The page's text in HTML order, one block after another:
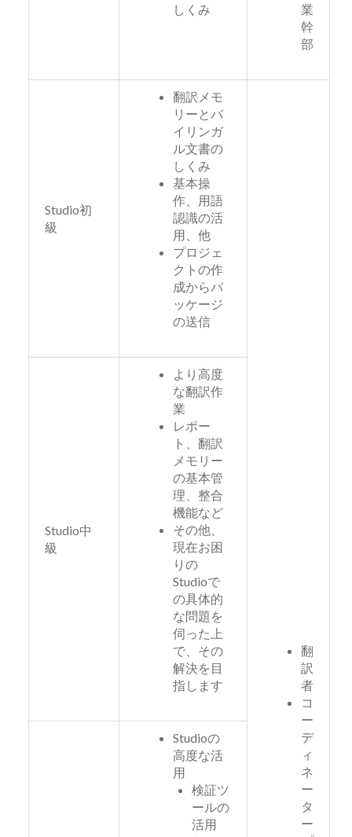
しくみ
業
幹
部
Studio初
級
翻訳メモ
リーとバ
イリンガ
ル文書の
しくみ
基本操
作、用語
認識の活
用、他
プロジェ
クトの作
成からパ
ッケージ
の送信
翻
訳
者
コ
ー
デ
ィ
ネ
ー
タ
ー
Studio中
級
より高度
な翻訳作
業
レポー
ト、翻訳
メモリー
の基本管
理、整合
機能など
その他、
現在お困
りの
Studioで
の具体的
な問題を
伺った上
で、その
解決を目
指します
Studioの
高度な活
用
検証ツ
ールの
活用